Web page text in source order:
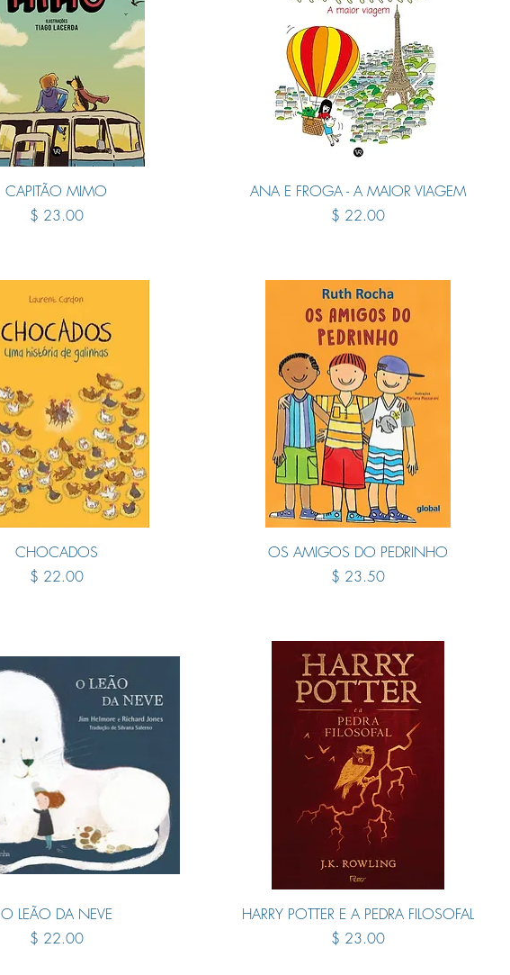
Quick View
CAPITÃO MIMO
Price
$ 23.00
Quick View
ANA E FROGA - A MAIOR VIAGEM
Price
$ 22.00
Quick View
CHOCADOS
Price
$ 22.00
Quick View
OS AMIGOS DO PEDRINHO
Price
$ 23.50
Quick View
O LEÃO DA NEVE
Price
$ 22.00
Quick View
HARRY POTTER E A PEDRA FILOSOFAL
Price
$ 23.00